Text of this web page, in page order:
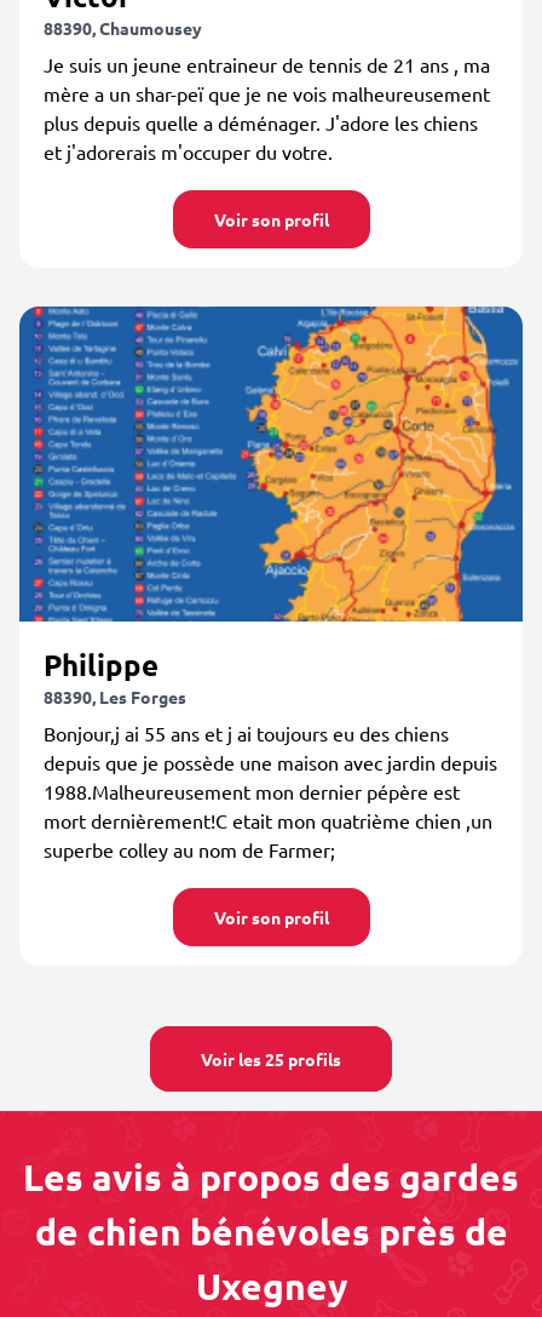
88390, Chaumousey
Je suis un jeune entraineur de tennis de 21 ans , ma
mère a un shar-peï que je ne vois malheureusement
plus depuis quelle a déménager. J'adore les chiens
et j'adorerais m'occuper du votre.
Voir son profil
Philippe
88390, Les Forges
Bonjour,j ai 55 ans et j ai toujours eu des chiens
depuis que je possède une maison avec jardin depuis
1988.Malheureusement mon dernier pépère est
mort dernièrement!C etait mon quatrième chien ,un
superbe colley au nom de Farmer;
Voir son profil
Voir les 25 profils
Les avis à propos des gardes
de chien bénévoles près de
Uxegney